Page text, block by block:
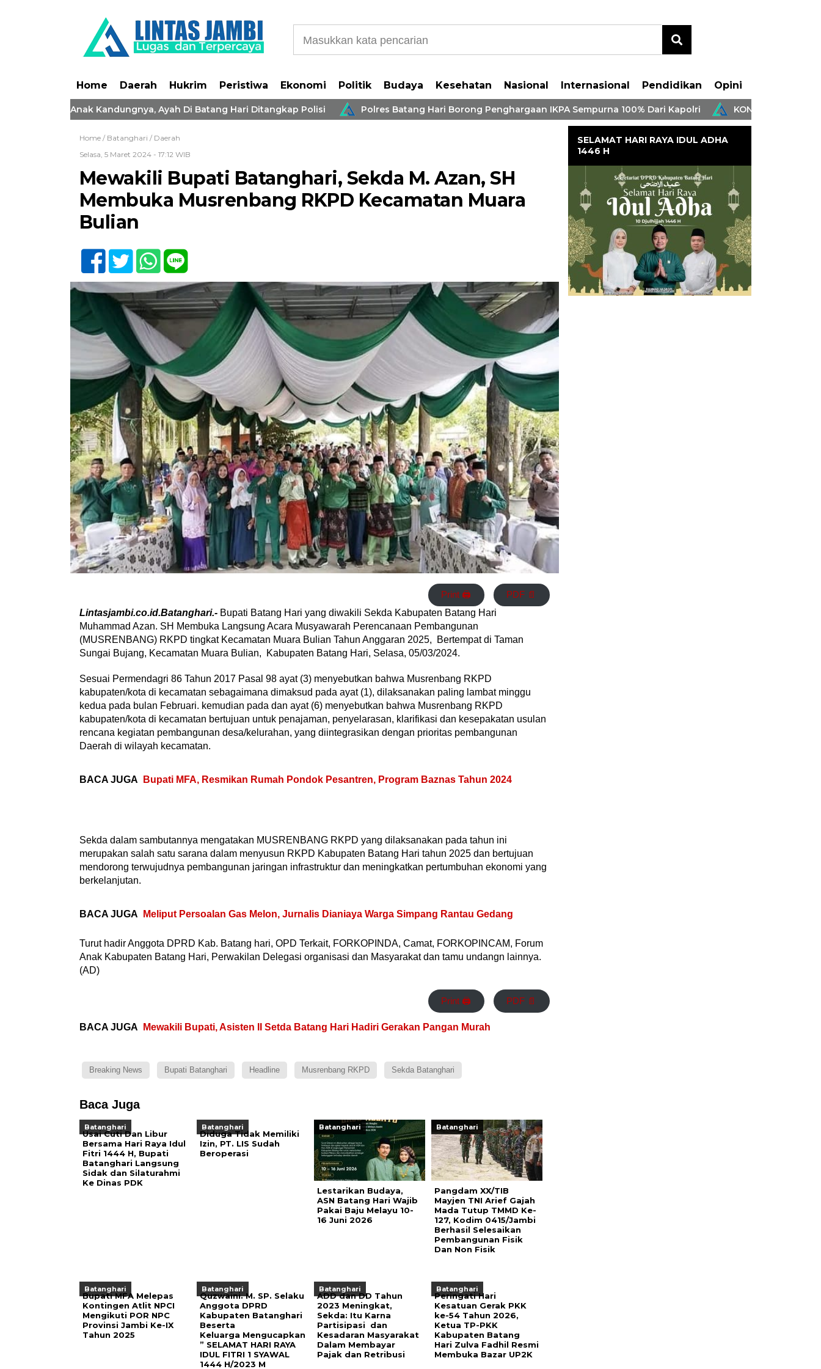
Home Daerah Hukrim Peristiwa Ekonomi Politik Budaya Kesehatan Nasional Internasional Pendidikan Opini
2 Anak Kandungnya, Ayah Di Batang Hari Ditangkap Polisi Polres Batang Hari Borong Penghargaan IKPA Sempurna 100% Dari Kapolri KONI Batang Hari
Home / Batanghari / Daerah
Selasa, 5 Maret 2024 - 17:12 WIB
Mewakili Bupati Batanghari, Sekda M. Azan, SH
Membuka Musrenbang RKPD Kecamatan Muara
Bulian
Print 🖨 PDF 📄
Lintasjambi.co.id.Batanghari.- Bupati Batang Hari yang diwakili Sekda Kabupaten Batang Hari
Muhammad Azan. SH Membuka Langsung Acara Musyawarah Perencanaan Pembangunan
(MUSRENBANG) RKPD tingkat Kecamatan Muara Bulian Tahun Anggaran 2025, Bertempat di Taman
Sungai Bujang, Kecamatan Muara Bulian, Kabupaten Batang Hari, Selasa, 05/03/2024.
Sesuai Permendagri 86 Tahun 2017 Pasal 98 ayat (3) menyebutkan bahwa Musrenbang RKPD
kabupaten/kota di kecamatan sebagaimana dimaksud pada ayat (1), dilaksanakan paling lambat minggu
kedua pada bulan Februari. kemudian pada dan ayat (6) menyebutkan bahwa Musrenbang RKPD
kabupaten/kota di kecamatan bertujuan untuk penajaman, penyelarasan, klarifikasi dan kesepakatan usulan
rencana kegiatan pembangunan desa/kelurahan, yang diintegrasikan dengan prioritas pembangunan
Daerah di wilayah kecamatan.
BACA JUGA Bupati MFA, Resmikan Rumah Pondok Pesantren, Program Baznas Tahun 2024
Sekda dalam sambutannya mengatakan MUSRENBANG RKPD yang dilaksanakan pada tahun ini
merupakan salah satu sarana dalam menyusun RKPD Kabupaten Batang Hari tahun 2025 dan bertujuan
mendorong terwujudnya pembangunan jaringan infrastruktur dan meningkatkan pertumbuhan ekonomi yang
berkelanjutan.
BACA JUGA Meliput Persoalan Gas Melon, Jurnalis Dianiaya Warga Simpang Rantau Gedang
Turut hadir Anggota DPRD Kab. Batang hari, OPD Terkait, FORKOPINDA, Camat, FORKOPINCAM, Forum
Anak Kabupaten Batang Hari, Perwakilan Delegasi organisasi dan Masyarakat dan tamu undangn lainnya.
(AD)
Print 🖨 PDF 📄
BACA JUGA Mewakili Bupati, Asisten II Setda Batang Hari Hadiri Gerakan Pangan Murah
Breaking News Bupati Batanghari Headline Musrenbang RKPD Sekda Batanghari
Baca Juga
Batanghari
Usai Cuti Dan Libur
Bersama Hari Raya Idul
Fitri 1444 H, Bupati
Batanghari Langsung
Sidak dan Silaturahmi
Ke Dinas PDK
Batanghari
Diduga Tidak Memiliki
Izin, PT. LIS Sudah
Beroperasi
Batanghari
Lestarikan Budaya,
ASN Batang Hari Wajib
Pakai Baju Melayu 10-
16 Juni 2026
Batanghari
Pangdam XX/TIB
Mayjen TNI Arief Gajah
Mada Tutup TMMD Ke-
127, Kodim 0415/Jambi
Berhasil Selesaikan
Pembangunan Fisik
Dan Non Fisik
Batanghari
Bupati MFA Melepas
Kontingen Atlit NPCI
Mengikuti POR NPC
Provinsi Jambi Ke-IX
Tahun 2025
Batanghari
Quzwaini. M. SP. Selaku
Anggota DPRD
Kabupaten Batanghari
Beserta
Keluarga Mengucapkan
” SELAMAT HARI RAYA
IDUL FITRI 1 SYAWAL
1444 H/2023 M
Batanghari
ADD dan DD Tahun
2023 Meningkat,
Sekda: Itu Karna
Partisipasi dan
Kesadaran Masyarakat
Dalam Membayar
Pajak dan Retribusi
Batanghari
Peringati Hari
Kesatuan Gerak PKK
ke-54 Tahun 2026,
Ketua TP-PKK
Kabupaten Batang
Hari Zulva Fadhil Resmi
Membuka Bazar UP2K
SELAMAT HARI RAYA IDUL ADHA
1446 H